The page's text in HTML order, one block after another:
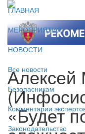
ГЛАВНАЯ
МЕРОПРИЯТИЯ
НОВОСТИ
Все новости
Безопасникам
Комментарии
Законодательство
Алексей
«Будет